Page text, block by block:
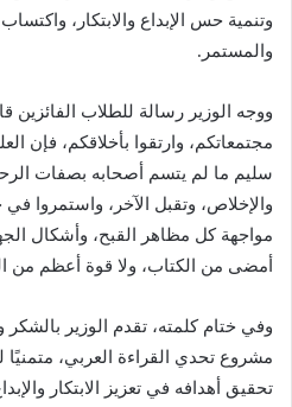
وتنمية حس الإبداع والابتكار،
والمستمر.
ووجه الوزير رسالة للطلاب الفائزين
مجتمعاتكم، وارتقوا بأخلاقكم، فإن
سليم ما لم يتسم أصحابه بصفات
والإخلاص، وتقبل الآخر، واستمروا
مواجهة كل مظاهر القبح، وأشكال
أمضى من الكتاب، ولا قوة أعظم من
وفي ختام كلمته، تقدم الوزير بالشكر
مشروع تحدي القراءة العربي،
تحقيق أهدافه في تعزيز الابتكار